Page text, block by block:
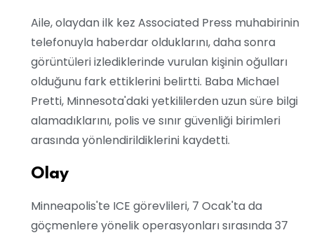
Aile, olaydan ilk kez Associated Press muhabirinin
telefonuyla haberdar olduklarını, daha sonra
görüntüleri izlediklerinde vurulan kişinin oğulları
olduğunu fark ettiklerini belirtti. Baba Michael
Pretti, Minnesota'daki yetkililerden uzun süre bilgi
alamadıklarını, polis ve sınır güvenliği birimleri
arasında yönlendirildiklerini kaydetti.
Olay
Minneapolis'te ICE görevlileri, 7 Ocak'ta da
göçmenlere yönelik operasyonları sırasında 37